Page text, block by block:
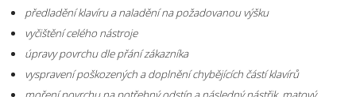
předladění klavíru a naladění na požadovanou výšku
vyčištění celého nástroje
úpravy povrchu dle přání zákazníka
vyspravení poškozených a doplnění chybějících částí klavírů